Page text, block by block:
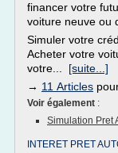
financer votre
voiture neuve ou
Simuler votre
Acheter votre
votre... [suite...]
→ 11 Articles
Voir également :
Simulation Pret
INTERET PRET